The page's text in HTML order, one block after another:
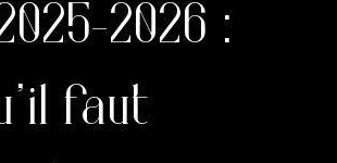
2026 :
faut